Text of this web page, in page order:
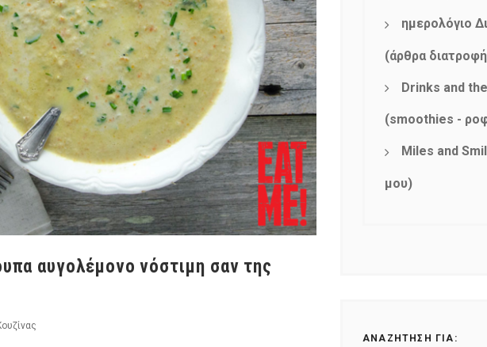
αυγολέμονο νόστιμη σαν της
ημερολόγιο
(άρθρα
Drinks and
(smoothies -
Miles and
μου)
ΑΝΑΖΉΤΗΣΗ ΓΙΑ: